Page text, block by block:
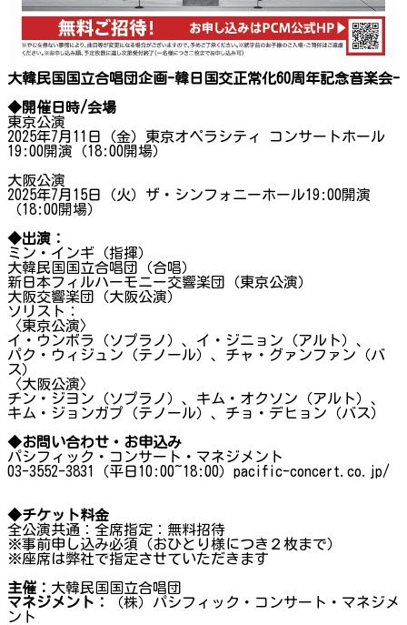
大韓民国国立合唱団企画-韓日国交正常化60周年記念音楽会-
◆開催日時/会場
東京公演
2025年7月11日（金）東京オペラシティ コンサートホール
19:00開演（18:00開場）
大阪公演
2025年7月15日（火）ザ・シンフォニーホール19:00開演
（18:00開場）
◆出演：
ミン・インギ（指揮）
大韓民国国立合唱団（合唱）
新日本フィルハーモニー交響楽団（東京公演）
大阪交響楽団（大阪公演）
ソリスト：
〈東京公演〉
イ・ウンボラ（ソプラノ）、イ・ジニョン（アルト）、
パク・ウィジュン（テノール）、チャ・グァンファン（バ
ス）
〈大阪公演〉
チン・ジヨン（ソプラノ）、キム・オクソン（アルト）、
キム・ジョンガプ（テノール）、チョ・デヒョン（バス）
◆お問い合わせ・お申込み
パシフィック・コンサート・マネジメント
03-3552-3831（平日10:00~18:00）pacific-concert.co.jp/
◆チケット料金
全公演共通：全席指定：無料招待
※事前申し込み必須（おひとり様につき２枚まで）
※座席は弊社で指定させていただきます
主催： 大韓民国国立合唱団
マネジメント：
（株）パシフィック・コンサート・マネジメ
ント